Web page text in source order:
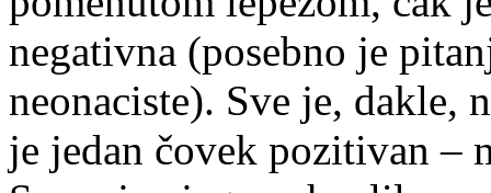
negativna (posebno je
neonaciste). Sve je, dakle,
je jedan čovek pozitivan –